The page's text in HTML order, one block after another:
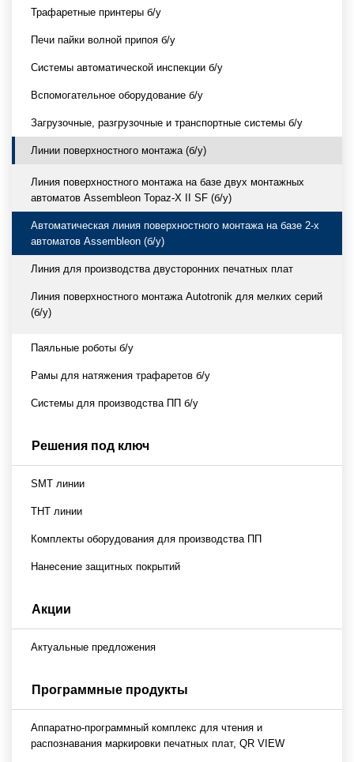
Трафаретные принтеры б/у
Печи пайки волной припоя б/у
Системы автоматической инспекции б/у
Вспомогательное оборудование б/у
Загрузочные, разгрузочные и транспортные системы б/у
Линии поверхностного монтажа (б/у)
Линия поверхностного монтажа на базе двух монтажных
автоматов Assembleon Topaz-X II SF (б/у)
Автоматическая линия поверхностного монтажа на базе 2-х
автоматов Assembleon (б/у)
Линия для производства двусторонних печатных плат
Линия поверхностного монтажа Autotronik для мелких серий
(б/у)
Паяльные роботы б/у
Рамы для натяжения трафаретов б/у
Системы для производства ПП б/у
Решения под ключ
SMT линии
THT линии
Комплекты оборудования для производства ПП
Нанесение защитных покрытий
Акции
Актуальные предложения
Программные продукты
Аппаратно-программный комплекс для чтения и
распознавания маркировки печатных плат, QR VIEW